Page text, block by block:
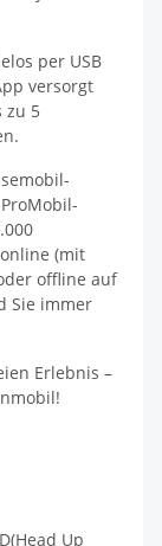
per USB
versorgt
zu 5
(mit
offline auf
Sie immer
Erlebnis –
Up